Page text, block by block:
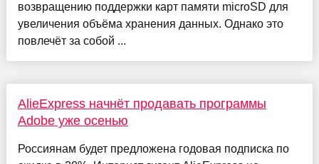
возвращению поддержки карт памяти microSD для
увеличения объёма хранения данных. Однако это
повлечёт за собой ...
AlieExpress начнёт продавать программы
Adobe уже осенью
Россиянам будет предложена годовая подписка по